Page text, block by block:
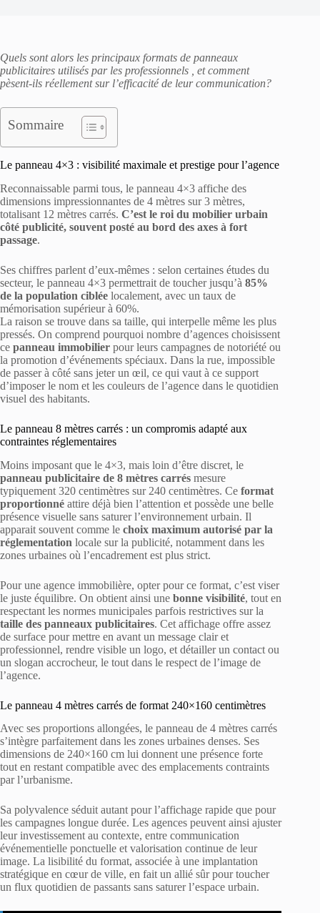
Quels sont alors les principaux formats de panneaux
publicitaires utilisés par les professionnels , et comment
pèsent-ils réellement sur l’efficacité de leur communication?
Sommaire
Le panneau 4×3 : visibilité maximale et prestige pour l’agence
Reconnaissable parmi tous, le panneau 4×3 affiche des
dimensions impressionnantes de 4 mètres sur 3 mètres,
totalisant 12 mètres carrés. C’est le roi du mobilier urbain
côté publicité, souvent posté au bord des axes à fort
passage.
Ses chiffres parlent d’eux-mêmes : selon certaines études du
secteur, le panneau 4×3 permettrait de toucher jusqu’à 85%
de la population ciblée localement, avec un taux de
mémorisation supérieur à 60%.
La raison se trouve dans sa taille, qui interpelle même les plus
pressés. On comprend pourquoi nombre d’agences choisissent
ce panneau immobilier pour leurs campagnes de notoriété ou
la promotion d’événements spéciaux. Dans la rue, impossible
de passer à côté sans jeter un œil, ce qui vaut à ce support
d’imposer le nom et les couleurs de l’agence dans le quotidien
visuel des habitants.
Le panneau 8 mètres carrés : un compromis adapté aux
contraintes réglementaires
Moins imposant que le 4×3, mais loin d’être discret, le
panneau publicitaire de 8 mètres carrés mesure
typiquement 320 centimètres sur 240 centimètres. Ce format
proportionné attire déjà bien l’attention et possède une belle
présence visuelle sans saturer l’environnement urbain. Il
apparait souvent comme le choix maximum autorisé par la
réglementation locale sur la publicité, notamment dans les
zones urbaines où l’encadrement est plus strict.
Pour une agence immobilière, opter pour ce format, c’est viser
le juste équilibre. On obtient ainsi une bonne visibilité, tout en
respectant les normes municipales parfois restrictives sur la
taille des panneaux publicitaires. Cet affichage offre assez
de surface pour mettre en avant un message clair et
professionnel, rendre visible un logo, et détailler un contact ou
un slogan accrocheur, le tout dans le respect de l’image de
l’agence.
Le panneau 4 mètres carrés de format 240×160 centimètres
Avec ses proportions allongées, le panneau de 4 mètres carrés
s’intègre parfaitement dans les zones urbaines denses. Ses
dimensions de 240×160 cm lui donnent une présence forte
tout en restant compatible avec des emplacements contraints
par l’urbanisme.
Sa polyvalence séduit autant pour l’affichage rapide que pour
les campagnes longue durée. Les agences peuvent ainsi ajuster
leur investissement au contexte, entre communication
événementielle ponctuelle et valorisation continue de leur
image. La lisibilité du format, associée à une implantation
stratégique en cœur de ville, en fait un allié sûr pour toucher
un flux quotidien de passants sans saturer l’espace urbain.